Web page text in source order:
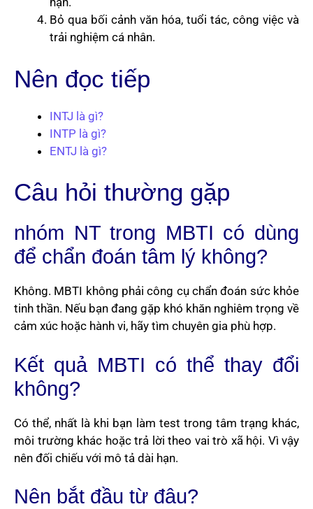
Bỏ qua bối cảnh văn hóa, tuổi tác, công việc và
trải nghiệm cá nhân.
Nên đọc tiếp
INTJ là gì?
INTP là gì?
ENTJ là gì?
Câu hỏi thường gặp
nhóm NT trong MBTI có dùng
để chẩn đoán tâm lý không?
Không. MBTI không phải công cụ chẩn đoán sức khỏe
tinh thần. Nếu bạn đang gặp khó khăn nghiêm trọng về
cảm xúc hoặc hành vi, hãy tìm chuyên gia phù hợp.
Kết quả MBTI có thể thay đổi
không?
Có thể, nhất là khi bạn làm test trong tâm trạng khác,
môi trường khác hoặc trả lời theo vai trò xã hội. Vì vậy
nên đối chiếu với mô tả dài hạn.
Nên bắt đầu từ đâu?